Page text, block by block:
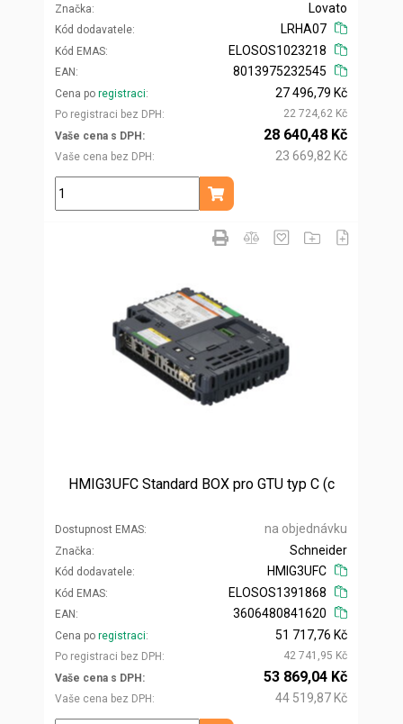
Značka
Kód dodavatele
Lovato
LRHA07
Kód EMAS
EAN
ELOSOS1023218
8013975232545
Cena po registraci
Po registraci bez DPH
27 496,79 Kč
22 724,62 Kč
Vaše cena s DPH
Vaše cena bez DPH
28 640,48 Kč
23 669,82 Kč
ks
Přidat do košíku
HMIG3UFC Standard BOX pro GTU typ C (c
Dostupnost EMAS na objednávku
Značka
Kód dodavatele
Schneider
HMIG3UFC
Kód EMAS
EAN
ELOSOS1391868
3606480841620
Cena po registraci
Po registraci bez DPH
51 717,76 Kč
42 741,95 Kč
Vaše cena s DPH
Vaše cena bez DPH
53 869,04 Kč
44 519,87 Kč